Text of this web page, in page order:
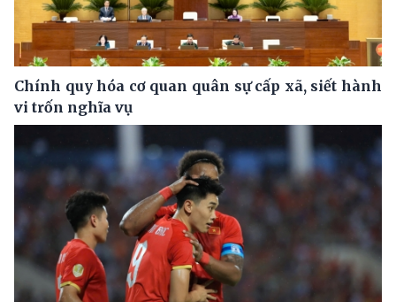
Chính quy hóa cơ quan quân sự cấp xã, siết hành
vi trốn nghĩa vụ